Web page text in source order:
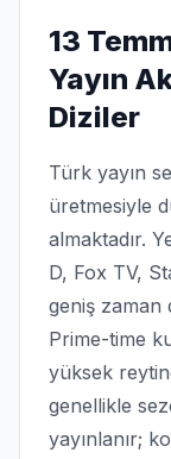
13
Yayın
Diziler
Türk yayın
üretmesiyle
almaktadır.
D, Fox TV,
geniş zaman
Prime-time
yüksek
genellikle
yayınlanır;